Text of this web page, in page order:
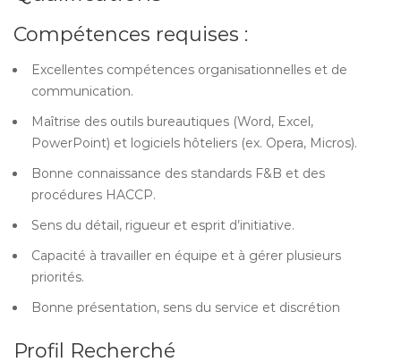
Compétences requises :
Excellentes compétences organisationnelles et de
communication.
Maîtrise des outils bureautiques (Word, Excel,
PowerPoint) et logiciels hôteliers (ex. Opera, Micros).
Bonne connaissance des standards F&B et des
procédures HACCP.
Sens du détail, rigueur et esprit d’initiative.
Capacité à travailler en équipe et à gérer plusieurs
priorités.
Bonne présentation, sens du service et discrétion
Profil Recherché